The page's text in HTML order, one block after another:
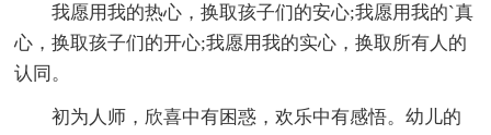
我愿用我的热心，换取孩子们的安心;我愿用我的`真
心，换取孩子们的开心;我愿用我的实心，换取所有人的
认同。
初为人师，欣喜中有困惑，欢乐中有感悟。幼儿的